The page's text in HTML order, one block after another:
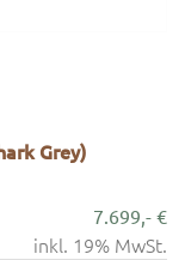
Grey)
7.699,- €
inkl. 19% MwSt.